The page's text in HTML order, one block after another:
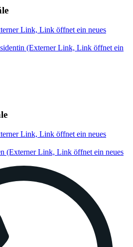
Link, Link öffnet ein neues
(Externer Link, Link öffnet ein
Link, Link öffnet ein neues
(Externer Link, Link öffnet ein neues